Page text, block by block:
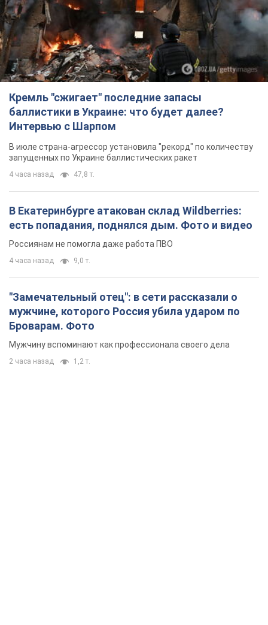
Интервью с Шарпом
В июле страна-агрессор установила "рекорд" по количеству
запущенных по Украине баллистических ракет
4 часа назад 47,8 т.
В Екатеринбурге атакован склад Wildberries:
есть попадания, поднялся дым. Фото и видео
Россиянам не помогла даже работа ПВО
4 часа назад
"Замечательный отец": в сети рассказали о
мужчине, которого Россия убила ударом по
Броварам. Фото
Мужчину вспоминают как профессионала своего дела
2 часа назад 1,2 т.